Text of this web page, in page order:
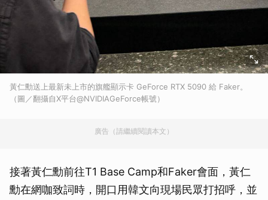
黃仁勳送上最新未上市的旗艦顯示卡 GeForce RTX 5090 給 Faker。
（圖／翻攝自X平台@NVIDIAGeForce帳號）
廣告（請繼續閱讀本文）
接著黃仁勳前往T1 Base Camp和Faker會面，黃仁
勳在網咖致詞時，開口用韓文向現場民眾打招呼，並